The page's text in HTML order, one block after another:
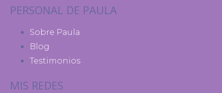
PERSONAL DE PAULA
Sobre Paula
Blog
Testimonios
MIS REDES